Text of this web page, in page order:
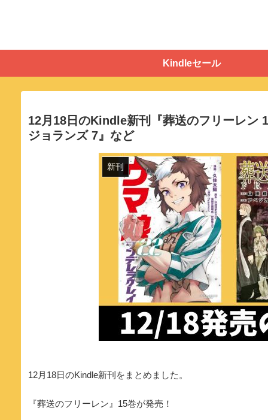
Kindleセール
12月18日のKindle新刊『葬送のフリーレン
ジョランズ 7』など
新刊
12月18日のKindle新刊をまとめました。
『葬送のフリーレン』15巻が発売！